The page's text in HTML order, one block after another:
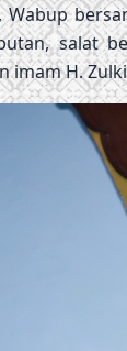
Wabup
salat
imam H.